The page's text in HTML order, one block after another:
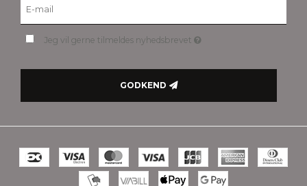
Jeg vil gerne tilmeldes nyhedsbrevet
GODKEND